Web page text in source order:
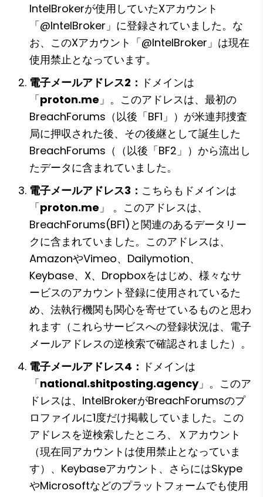
IntelBrokerが使用していたXアカウント
「@IntelBroker」に登録されていました。な
お、このXアカウント「@IntelBroker」は現在
使用禁止となっています。
電子メールアドレス2： ドメインは
「proton.me 」。このアドレスは、最初の
BreachForums（以後「BF1」）が米連邦捜査
局に押収された後、その後継として誕生した
BreachForums（（以後「BF2」）から流出し
たデータに含まれていました。
電子メールアドレス3： こちらもドメインは
「proton.me 」 。このアドレスは、
BreachForums(BF1)と関連のあるデータリー
クに含まれていました。このアドレスは、
AmazonやVimeo、Dailymotion、
Keybase、X、Dropboxをはじめ、様々なサ
ービスのアカウント登録に使用されているた
め、法執行機関も関心を寄せているものと思わ
れます（これらサービスへの登録状況は、電子
メールアドレスの逆検索で確認されました）。
電子メールアドレス4： ドメインは
「national.shitposting.agency」。このア
ドレスは、IntelBrokerがBreachForumsのプ
ロファイルに1度だけ掲載していました。この
アドレスを逆検索したところ、Ｘアカウント
（現在同アカウントは使用禁止となっていま
す）、Keybaseアカウント、さらにはSkype
やMicrosoftなどのプラットフォームでも使用